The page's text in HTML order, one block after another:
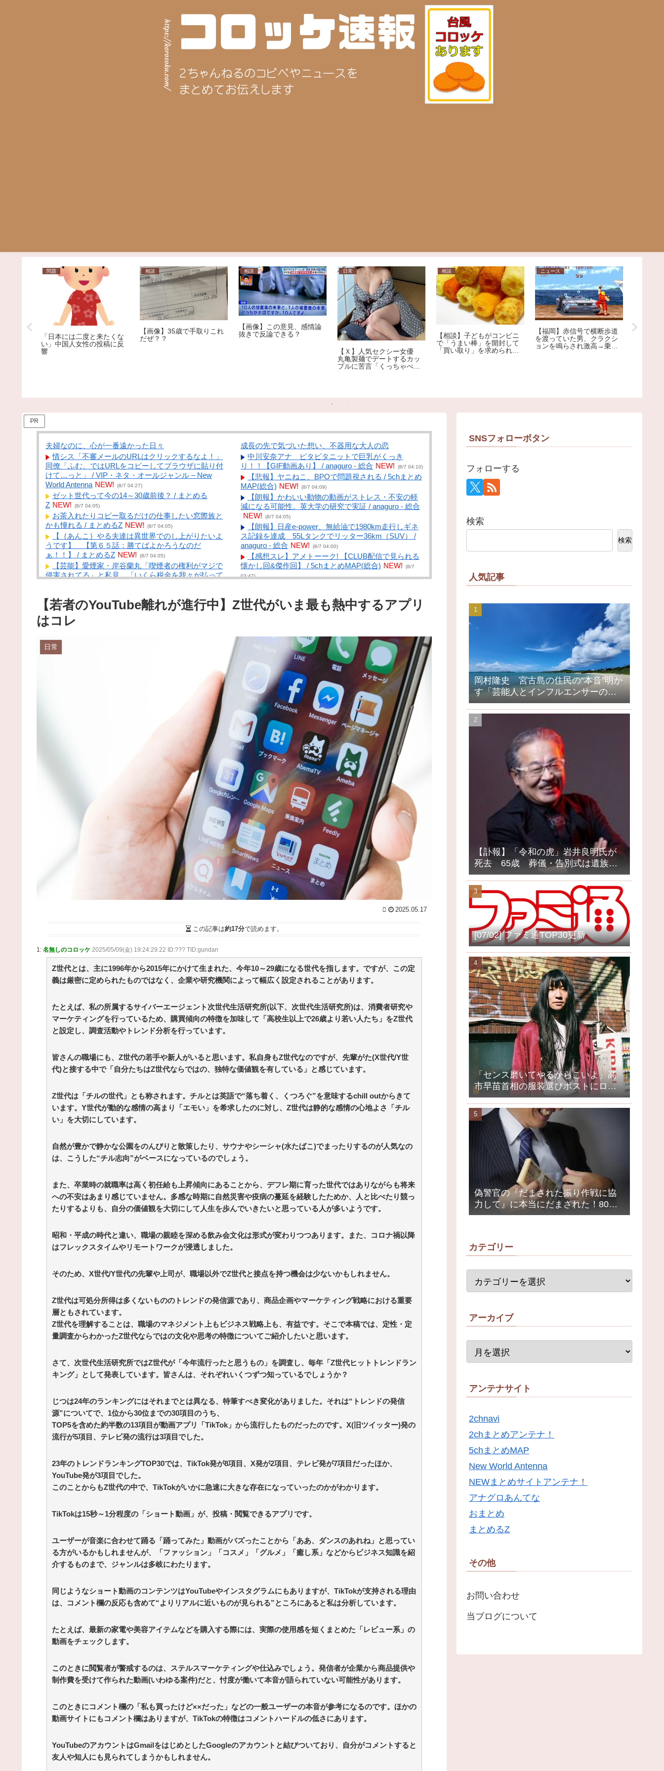
問題
「日本には二度と来たくな
い」中国人女性の投稿に反
響
相談
【画像】35歳で手取りこれ
だぜ？？
相談
【画像】この意見、感情論
抜きで反論できる？
日常
【Ｘ】人気セクシー女優
丸亀製麺でデートするカッ
プルに苦言「くっちゃべる
相談
【相談】子どもがコンビニ
で「うまい棒」を開封して
「買い取り」を求められま
ニュース
【福岡】赤信号で横断歩道
を渡っていた男、クラクシ
ョンを鳴らされ激高→乗用
PR
夫婦なのに、心が一番遠かった日々
情シス「不審メールのURLはクリックするなよ！」
同僚「ふむ、ではURLをコピーしてブラウザに貼り付
けて…っと」 / VIP・ネタ・オールジャンル – New
World Antenna NEW! (8/7 04:27)
ゼット世代って今の14～30歳前後？ / まとめる
Z NEW! (8/7 04:05)
お茶入れたりコピー取るだけの仕事したい窓際族と
かも憧れる / まとめるZ NEW! (8/7 04:05)
【｛あんこ｝やる夫達は異世界でのし上がりたいよ
うです】 【第６５話：勝てばよかろうなのだ
ぁ！！】 / まとめるZ NEW! (8/7 04:05)
【芸能】愛煙家・岸谷蘭丸「喫煙者の権利がマジで
侵害されてる」と私見 「いくら税金を我々が払って
回くらいかな【再】 / まとめるZ NEW! (8/7 04:05)
ワイ、愛車を手放せと婚約者に言われる→…これっ
て正論か？ / NEWまとめサイトアンテナ！
【動画】容疑者の同級生インタビュー、内容より別
のところに注目集まるｗｗｗｗ / NEWまとめサイトア
【第一位】車で要らない装備、「電動シート」に決
(8/7
【悲報】吉岡里帆さん、アドリブで相手役俳優の手
を取りお胸に押し当てる（※画像あり） / NEWまとめ
【動画】移民ベトナム女達の宅飲み、レベチｗｗｗ
ｗｗｗｗｗｗｗｗｗｗｗｗｗｗｗｗｗｗｗｗｗ / NEW
【画像】本田望結の妹、本田望結より実ってしまう /
【朗報】阪神の新外国人D.ガルシアさんOPS.966の
wRC+188wwwwwwwwwwwwwwwwwwwwwwwwwww
www / 2chまとめアンテナ！
移民を過剰に問題視してる人ら一定数いるけどさ /
2chまとめアンテナ！
【悲報】韓国サッカー 国際試合で審判買収(性接待)
wwwwwwwwwwwwwwwwwwwwwwwwwwwwwwwww
wwwwwwwwwwwwwwww / 2chまとめアンテナ！ (8/6
36歳の彼女と結婚したいのに、家族が猛反対。家族
から信じられない言葉が飛び出した… 他 / 2chnaviヘッ
成長の先で気づいた想い、不器用な大人の恋
中川安奈アナ ピタピタニットで巨乳がくっき
り！！【GIF動画あり】 / anaguro - 総合 NEW! (8/7 04:10)
【悲報】ヤニねこ、BPOで問題視される / 5chまとめ
MAP(総合) NEW! (8/7 04:09)
【朗報】かわいい動物の動画がストレス・不安の軽
減になる可能性。英大学の研究で実証 / anaguro - 総合
NEW!
(8/7 04:05)
【朗報】日産e-power、無給油で1980km走行しギネ
ス記録を達成 55Lタンクでリッター36km（SUV） /
anaguro - 総合 NEW! (8/7 04:00)
【感想スレ】アメトーーク! 【CLUB配信で見られる
懐かし回&傑作回】 / 5chまとめMAP(総合) NEW!
(8/7
03:47)
【注目】参政党・神谷代表、食料品の消費減税「天
【芸能】愛煙家・岸谷蘭丸「喫煙者の権利がマジで
侵害されてる」と私見 「いくら税金を我々が払って
るんだと」 / 5chまとめMAP(総合)
NEW! (8/7 03:25)
【財務省】エース級の財務官僚・一松旬氏が“異例転
出”へ！？官邸幹部「協力的でなかったから」 / おまと
めアンテナ
NEW! (8/7 03:00)
浮気と緊急避妊薬を隠す元カノ！問い詰めると「記
憶がない」と逃げ、私を「モラハラ男」認定してキー
プ＆おねだり三昧。浮気発覚後、我慢の限界で他の女
性とスピード婚した結果ｗｗｗｗｗ / おまとめアンテ
ナ NEW! (8/7 02:13)
「お皿は綺麗だけど食べ方が汚い」焼き魚を食べた
知人の信じられない所作…両手で1本ずつ箸を持ち、骨
や手をしゃぶり、口から出した骨をテーブルに並べ
る・・・ / おまとめアンテナ NEW! (8/7 00:19)
【朗報】イギリス、タバコ販売禁止法案を可決
wwwwww / おまとめアンテナ
NEW! (8/7 00:12)
【IT/ネット】中国企業Zbtlink製ルーター20機種にバ
ックドア、外部から完全制御のおそれ / おまとめアン
テナ NEW! (8/7 00:00)
Powered by livedoor 相互RSS
【若者のYouTube離れが進行中】Z世代がいま最も熱中するアプリ
はコレ
日常
2025.05.17
この記事は約17分で読めます。
1: 名無しのコロッケ 2025/05/09(金) 19:24:29.22 ID:??? TID:gundan
Z世代とは、主に1996年から2015年にかけて生まれた、今年10～29歳になる世代を指します。ですが、この定
義は厳密に定められたものではなく、企業や研究機関によって幅広く設定されることがあります。
たとえば、私の所属するサイバーエージェント次世代生活研究所(以下、次世代生活研究所)は、消費者研究や
マーケティングを行っているため、購買傾向の特徴を加味して「高校生以上で26歳より若い人たち」をZ世代
と設定し、調査活動やトレンド分析を行っています。
皆さんの職場にも、Z世代の若手や新人がいると思います。私自身もZ世代なのですが、先輩がた(X世代/Y世
代)と接する中で「自分たちはZ世代ならではの、独特な価値観を有している」と感じています。
Z世代は「チルの世代」とも称されます。チルとは英語で“落ち着く、くつろぐ”を意味するchill outからきて
います。Y世代が動的な感情の高まり「エモい」を希求したのに対し、Z世代は静的な感情の心地よさ「チル
い」を大切にしています。
自然が豊かで静かな公園をのんびりと散策したり、サウナやシーシャ(水たばこ)でまったりするのが人気なの
は、こうした“チル志向”がベースになっているのでしょう。
また、卒業時の就職率は高く初任給も上昇傾向にあることから、デフレ期に育った世代ではありながらも将来
への不安はあまり感じていません。多感な時期に自然災害や疫病の蔓延を経験したためか、人と比べたり競っ
たりするよりも、自分の価値観を大切にして人生を歩んでいきたいと思っている人が多いようです。
昭和・平成の時代と違い、職場の親睦を深める飲み会文化は形式が変わりつつあります。また、コロナ禍以降
はフレックスタイムやリモートワークが浸透しました。
そのため、X世代/Y世代の先輩や上司が、職場以外でZ世代と接点を持つ機会は少ないかもしれません。
Z世代は可処分所得は多くないもののトレンドの発信源であり、商品企画やマーケティング戦略における重要
層ともされています。
Z世代を理解することは、職場のマネジメント上もビジネス戦略上も、有益です。そこで本稿では、定性・定
量調査からわかったZ世代ならではの文化や思考の特徴についてご紹介したいと思います。
さて、次世代生活研究所ではZ世代が「今年流行ったと思うもの」を調査し、毎年「Z世代ヒットトレンドラン
キング」として発表しています。皆さんは、それぞれいくつずつ知っているでしょうか？
じつは24年のランキングにはそれまでとは異なる、特筆すべき変化がありました。それは“トレンドの発信
源”についてで、1位から30位までの30項目のうち、
TOP5を含めた約半数の13項目が動画アプリ「TikTok」から流行したものだったのです。X(旧ツイッター)発の
流行が5項目、テレビ発の流行は3項目でした。
23年のトレンドランキングTOP30では、TikTok発が8項目、X発が2項目、テレビ発が7項目だったほか、
YouTube発が3項目でした。
このことからもZ世代の中で、TikTokがいかに急速に大きな存在になっていったのかがわかります。
TikTokは15秒～1分程度の「ショート動画」が、投稿・閲覧できるアプリです。
ユーザーが音楽に合わせて踊る「踊ってみた」動画がバズったことから「ああ、ダンスのあれね」と思ってい
る方がいるかもしれませんが、「ファッション」「コスメ」「グルメ」「癒し系」などからビジネス知識を紹
介するものまで、ジャンルは多岐にわたります。
同じようなショート動画のコンテンツはYouTubeやインスタグラムにもありますが、TikTokが支持される理由
は、コメント欄の反応も含めて“よりリアルに近いものが見られる”ところにあると私は分析しています。
たとえば、最新の家電や美容アイテムなどを購入する際には、実際の使用感を短くまとめた「レビュー系」の
動画をチェックします。
このときに閲覧者が警戒するのは、ステルスマーケティングや仕込みでしょう。発信者が企業から商品提供や
制作費を受けて作られた動画(いわゆる案件)だと、忖度が働いて本音が語られていない可能性があります。
このときにコメント欄の「私も買ったけど××だった」などの一般ユーザーの本音が参考になるのです。ほかの
動画サイトにもコメント欄はありますが、TikTokの特徴はコメントハードルの低さにあります。
YouTubeのアカウントはGmailをはじめとしたGoogleのアカウントと結びついており、自分がコメントすると
友人や知人にも見られてしまうかもしれません。
SNSフォローボタン
フォローする
検索
検索
人気記事
岡村隆史 宮古島の住民の“本音”明か
す「芸能人とインフルエンサーの島
になってしまったって」
【訃報】「令和の虎」岩井良明氏が
死去 65歳 葬儀・告別式は遺族の
意向で密葬
[07/02] ファミ通TOP30更新
「センス磨いてやるからこいよ」高
市早苗首相の服装選びポストにロッ
クミュージシャンが激怒、ネット大
荒れ
偽警官の『だまされた振り作戦に協
力して』に本当にだまされた！80代
女性1200万円被害
カテゴリー
アーカイブ
アンテナサイト
2chnavi
2chまとめアンテナ！
5chまとめMAP
New World Antenna
NEWまとめサイトアンテナ！
アナグロあんてな
おまとめ
まとめるZ
その他
お問い合わせ
当ブログについて